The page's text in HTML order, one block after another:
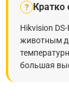
? Кратко
Hikvision
животным
большая